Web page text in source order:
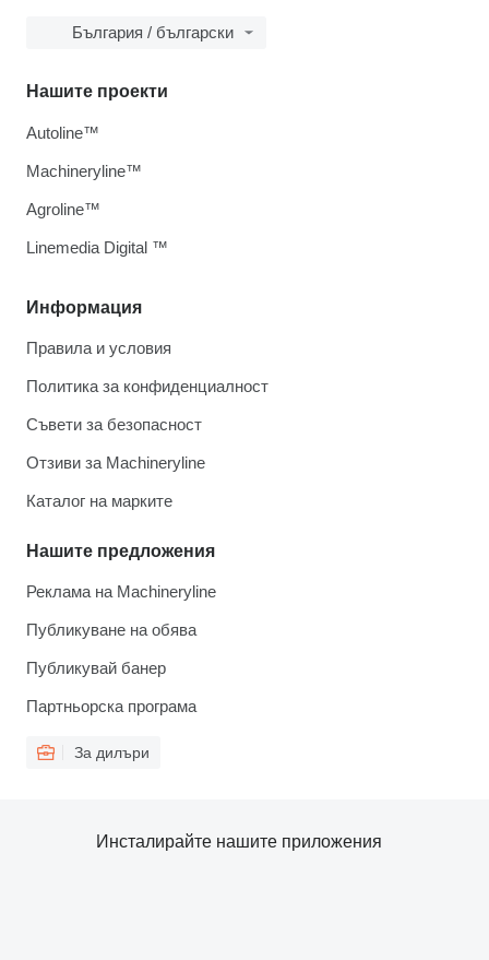
България / български
Информация
Правила и условия
Политика за конфиденциалност
Съвети за безопасност
Отзиви за Machineryline
Каталог на марките
Нашите предложения
Реклама на Machineryline
Публикуване на обява
Публикувай банер
Партньорска програма
За дилъри
Нашите проекти
Autoline™
Machineryline™
Agroline™
Linemedia Digital ™
Инсталирайте нашите приложения